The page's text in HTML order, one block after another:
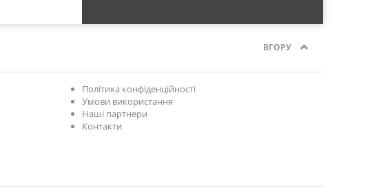
ВГОРУ
Політика конфіденційності
Умови використання
Наші партнери
Контакти